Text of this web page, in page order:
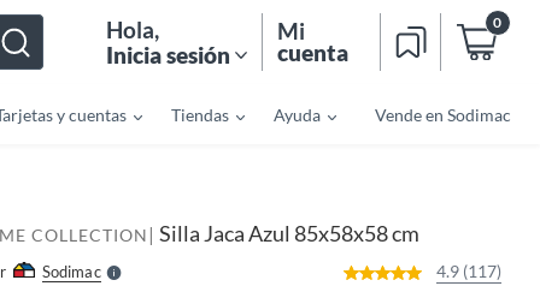
Hola,
Inicia sesión
Mi
cuenta
0
y cuentas Tiendas Ayuda Vende en Sodimac
COLLECTION | Silla Jaca Azul 85x58x58 cm
SodimacS
l
l
4.9 (117)